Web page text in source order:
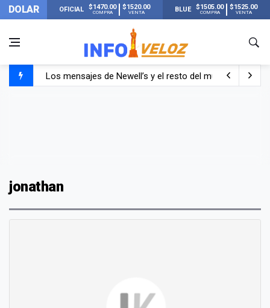
DOLAR OFICIAL $1470.00
COMPRA
$1520.00
VENTA BLUE $1505.00
COMPRA
$1525.00
VENTA
Los mensajes de Newell’s y el resto del mundo del
jonathan